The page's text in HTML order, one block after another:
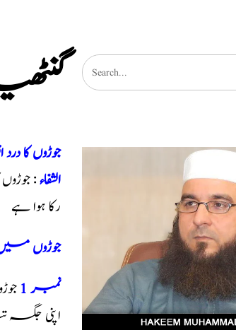
جوڑوں کا
الشفاء:
رکا ہوا ہے
جوڑوں میں
نمبر 1
اپنی جگہ